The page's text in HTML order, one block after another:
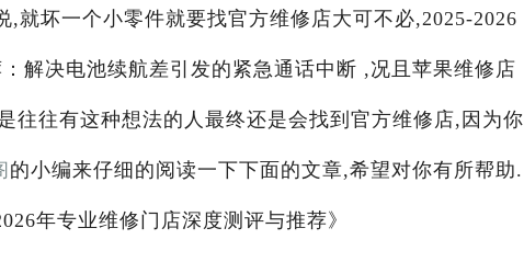
就坏一个小零件就要找官方维修店大可不必,2025-2026
解决电池续航差引发的紧急通话中断 ,况且苹果维修店
往往有这种想法的人最终还是会找到官方维修店,因为你
的小编来仔细的阅读一下下面的文章,希望对你有所帮助.
年专业维修门店深度测评与推荐》